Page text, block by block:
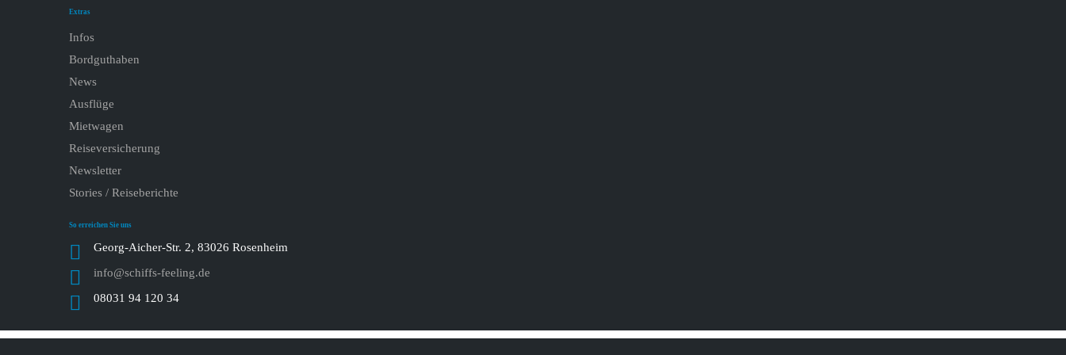
Extras
Infos
Bordguthaben
News
Ausflüge
Mietwagen
Reiseversicherung
Newsletter
Stories / Reiseberichte
So erreichen Sie uns
Georg-Aicher-Str. 2, 83026 Rosenheim
info@schiffs-feeling.de
08031 94 120 34